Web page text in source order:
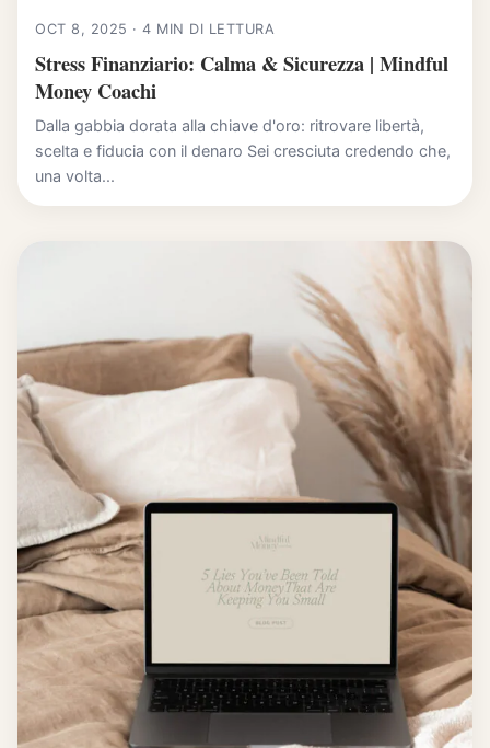
OCT 8, 2025 · 4 MIN DI LETTURA
Stress Finanziario: Calma & Sicurezza | Mindful
Money Coachi
Dalla gabbia dorata alla chiave d'oro: ritrovare libertà,
scelta e fiducia con il denaro Sei cresciuta credendo che,
una volta...